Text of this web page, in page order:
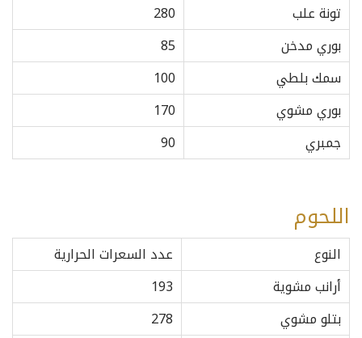
تونة علب
280
بوري مدخن
85
سمك بلطي
100
بوري مشوي
170
جمبري
90
اللحوم
النوع
عدد السعرات الحرارية
أرانب مشوية
193
بتلو مشوي
278